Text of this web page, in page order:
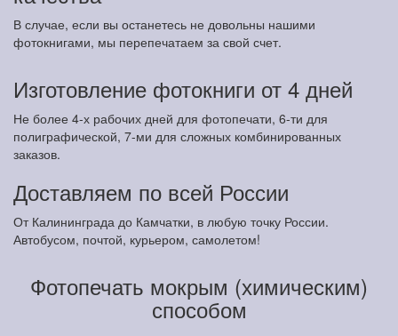
В случае, если вы останетесь не довольны нашими
фотокнигами, мы перепечатаем за свой счет.
Изготовление фотокниги от 4 дней
Не более 4-х рабочих дней для фотопечати, 6-ти для
полиграфической, 7-ми для сложных комбинированных
заказов.
Доставляем по всей России
От Калининграда до Камчатки, в любую точку России.
Автобусом, почтой, курьером, самолетом!
Фотопечать мокрым (химическим)
способом